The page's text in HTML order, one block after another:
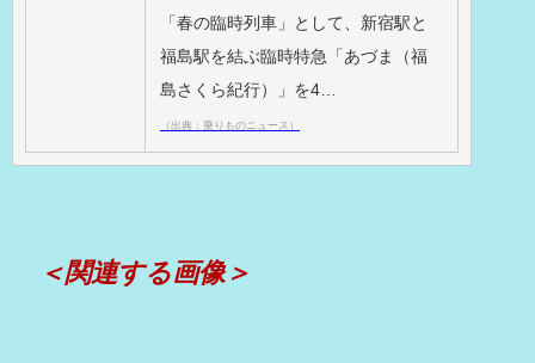
「春の臨時列車」として、新宿駅と
福島駅を結ぶ臨時特急「あづま（福
島さくら紀行）」を4…
（出典：乗りものニュース）
＜関連する画像＞